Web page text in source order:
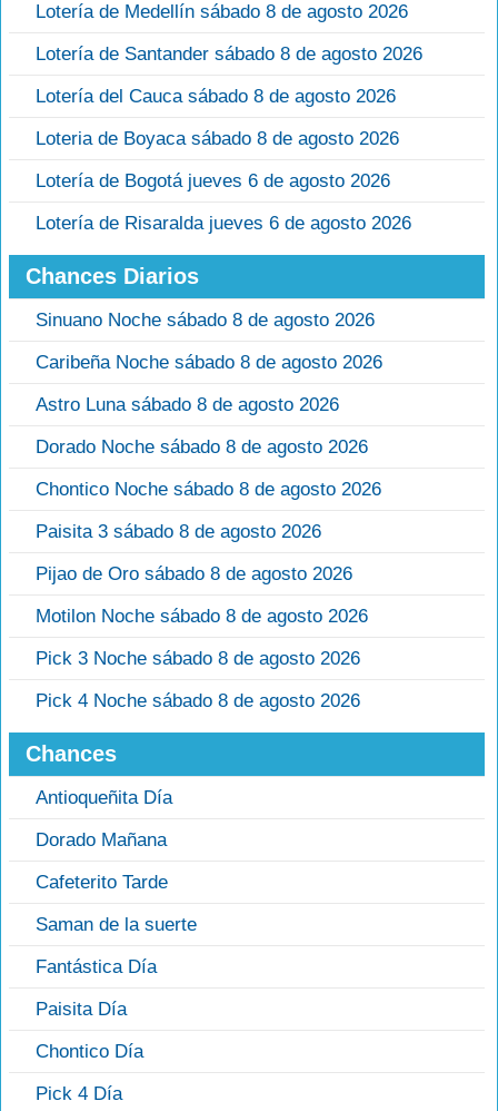
Lotería de Medellín sábado 8 de agosto 2026
Lotería de Santander sábado 8 de agosto 2026
Lotería del Cauca sábado 8 de agosto 2026
Loteria de Boyaca sábado 8 de agosto 2026
Lotería de Bogotá jueves 6 de agosto 2026
Lotería de Risaralda jueves 6 de agosto 2026
Chances Diarios
Sinuano Noche sábado 8 de agosto 2026
Caribeña Noche sábado 8 de agosto 2026
Astro Luna sábado 8 de agosto 2026
Dorado Noche sábado 8 de agosto 2026
Chontico Noche sábado 8 de agosto 2026
Paisita 3 sábado 8 de agosto 2026
Pijao de Oro sábado 8 de agosto 2026
Motilon Noche sábado 8 de agosto 2026
Pick 3 Noche sábado 8 de agosto 2026
Pick 4 Noche sábado 8 de agosto 2026
Chances
Antioqueñita Día
Dorado Mañana
Cafeterito Tarde
Saman de la suerte
Fantástica Día
Paisita Día
Chontico Día
Pick 4 Día